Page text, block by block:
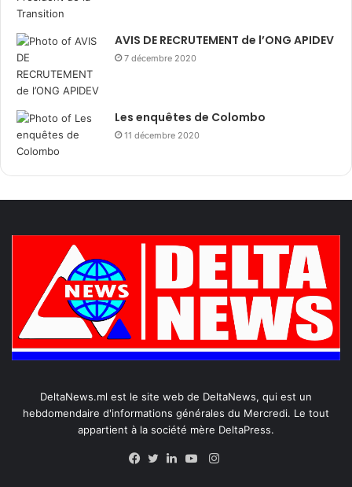
AVIS DE RECRUTEMENT de l’ONG APIDEV
7 décembre 2020
Les enquêtes de Colombo
11 décembre 2020
DeltaNews.ml est le site web de DeltaNews, qui est un
hebdomendaire d'informations générales du Mercredi. Le tout
appartient à la société mère DeltaPress.
Instagram